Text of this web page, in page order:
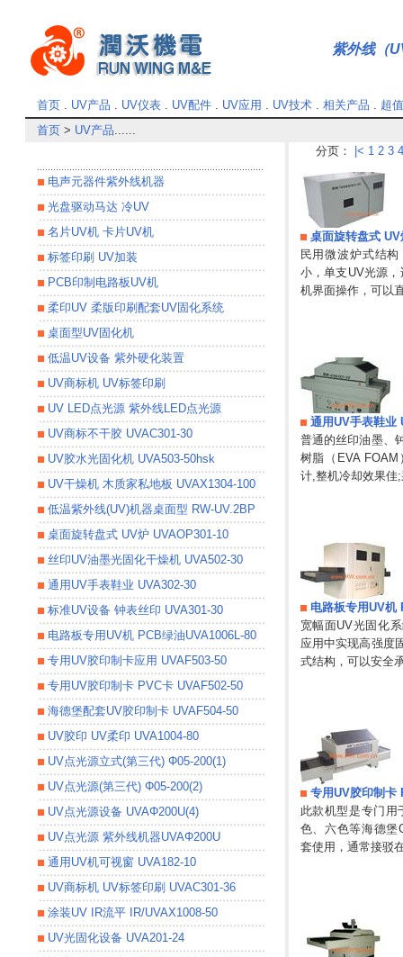
紫外线（
首页. UV产品 . UV仪表. UV配件. UV应用 . UV技术. 相关产品 . 超
首页> UV产品......
电声元器件紫外线机器
光盘驱动马达 冷UV
名片UV机 卡片UV机
标签印刷 UV加装
PCB印制电路板UV机
柔印UV 柔版印刷配套UV固化系统
桌面型UV固化机
低温UV设备 紫外硬化装置
UV商标机 UV标签印刷
UV LED点光源 紫外线LED点光源
UV商标不干胶 UVAC301-30
UV胶水光固化机 UVA503-50hsk
UV干燥机 木质家私地板 UVAX1304-100
低温紫外线(UV)机器桌面型 RW-UV.2BP
桌面旋转盘式 UV炉 UVAOP301-10
丝印UV油墨光固化干燥机 UVA502-30
通用UV手表鞋业 UVA302-30
标准UV设备 钟表丝印 UVA301-30
电路板专用UV机 PCB绿油UVA1006L-80
专用UV胶印制卡应用 UVAF503-50
专用UV胶印制卡 PVC卡 UVAF502-50
海德堡配套UV胶印制卡 UVAF504-50
UV胶印 UV柔印 UVA1004-80
UV点光源立式(第三代) Φ05-200(1)
UV点光源(第三代) Φ05-200(2)
UV点光源设备 UVAΦ200U(4)
UV点光源 紫外线机器UVAΦ200U
通用UV机可视窗 UVA182-10
UV商标机 UV标签印刷 UVAC301-36
涂装UV IR流平 IR/UVAX1008-50
UV光固化设备 UVA201-24
分页： |< 1 2 3 4
桌面旋转盘式 UV
民用微波炉式结
小，单支UV光源
机界面操作，可以
通用UV手表鞋业
普通的丝印油墨、
树脂（EVA
计,整机冷却效果佳
电路板专用UV机
宽幅面UV光固化
应用中实现高强度
式结构，可以安全
专用UV胶印制卡
此款机型是专门
色、六色等海德堡
套使用，通常接驳